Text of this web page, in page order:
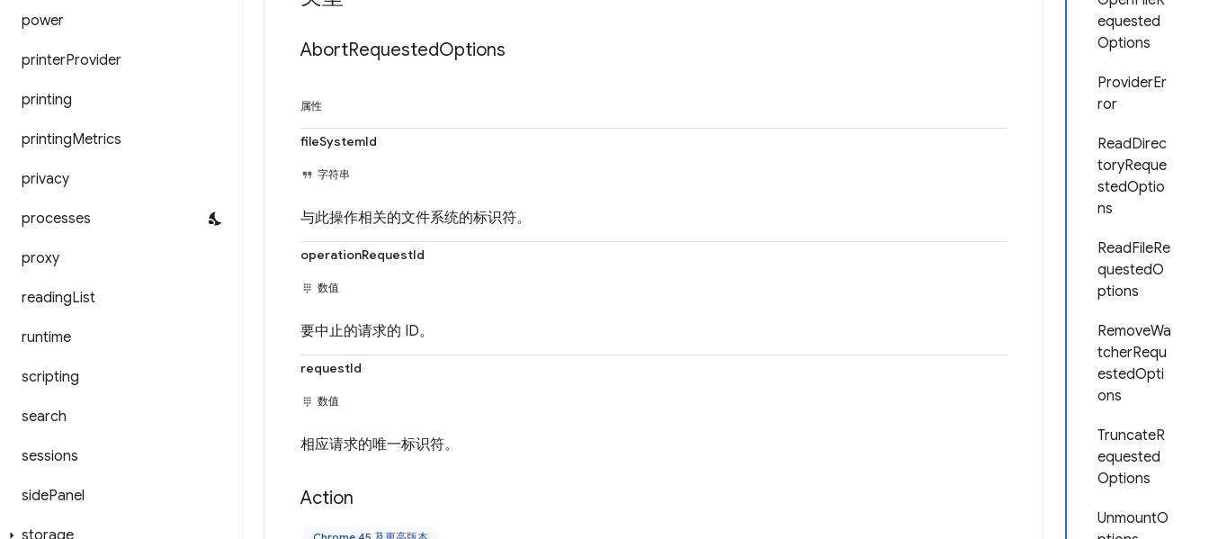
power
printerProvider
printing
printingMetrics
privacy
processes
proxy
readingList
runtime
scripting
search
sessions
sidePanel
storage
equested
Options
ProviderEr
ror
ReadDirec
toryReque
stedOptio
ns
ReadFileRe
questedO
ptions
RemoveWa
tcherRequ
estedOpti
ons
TruncateR
equested
Options
UnmountO
AbortRequestedOptions
属性
fileSystemId
字符串
与此操作相关的文件系统的标识符。
operationRequestId
数值
要中止的请求的 ID。
requestId
数值
相应请求的唯一标识符。
Action